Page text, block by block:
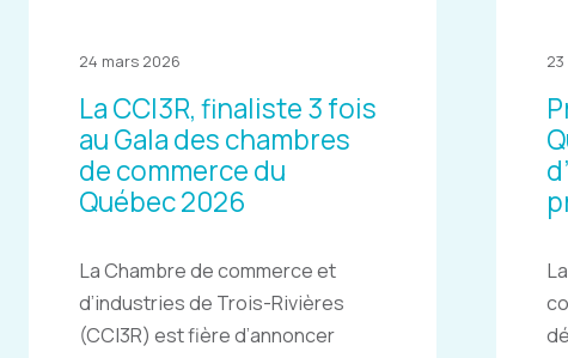
24 mars 2026
La CCI3R, finaliste 3 fois
au Gala des chambres
de commerce du
Québec 2026
La Chambre de commerce et
d’industries de Trois-Rivières
(CCI3R) est fière d’annoncer